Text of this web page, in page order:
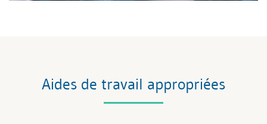
Aides de travail appropriées